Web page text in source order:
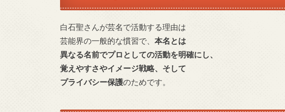
白石聖さんが芸名で活動する理由は
芸能界の一般的な慣習で、 本名とは
異なる名前でプロとしての活動を明確にし、
覚えやすさやイメージ戦略、そして
プライバシー保護のためです。